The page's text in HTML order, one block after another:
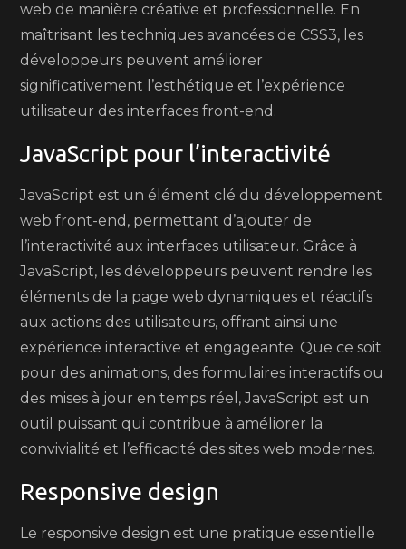
web de manière créative et professionnelle. En
maîtrisant les techniques avancées de CSS3, les
développeurs peuvent améliorer
significativement l’esthétique et l’expérience
utilisateur des interfaces front-end.
JavaScript pour l’interactivité
JavaScript est un élément clé du développement
web front-end, permettant d’ajouter de
l’interactivité aux interfaces utilisateur. Grâce à
JavaScript, les développeurs peuvent rendre les
éléments de la page web dynamiques et réactifs
aux actions des utilisateurs, offrant ainsi une
expérience interactive et engageante. Que ce soit
pour des animations, des formulaires interactifs ou
des mises à jour en temps réel, JavaScript est un
outil puissant qui contribue à améliorer la
convivialité et l’efficacité des sites web modernes.
Responsive design
Le responsive design est une pratique essentielle